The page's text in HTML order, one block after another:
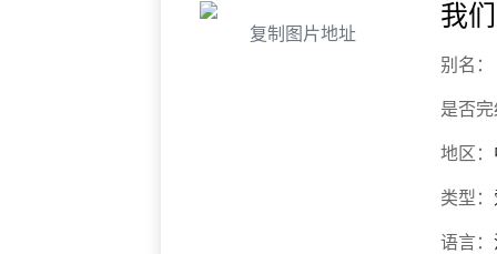
复制图片地址
我
别名：
是否
地区：
类型：
语言：